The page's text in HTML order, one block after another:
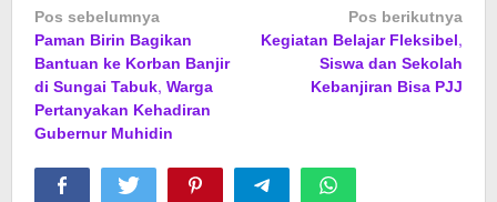
Navigasi
pos
Pos sebelumnya
Paman Birin Bagikan
Bantuan ke Korban Banjir
di Sungai Tabuk, Warga
Pertanyakan Kehadiran
Gubernur Muhidin
Pos berikutnya
Kegiatan Belajar Fleksibel,
Siswa dan Sekolah
Kebanjiran Bisa PJJ